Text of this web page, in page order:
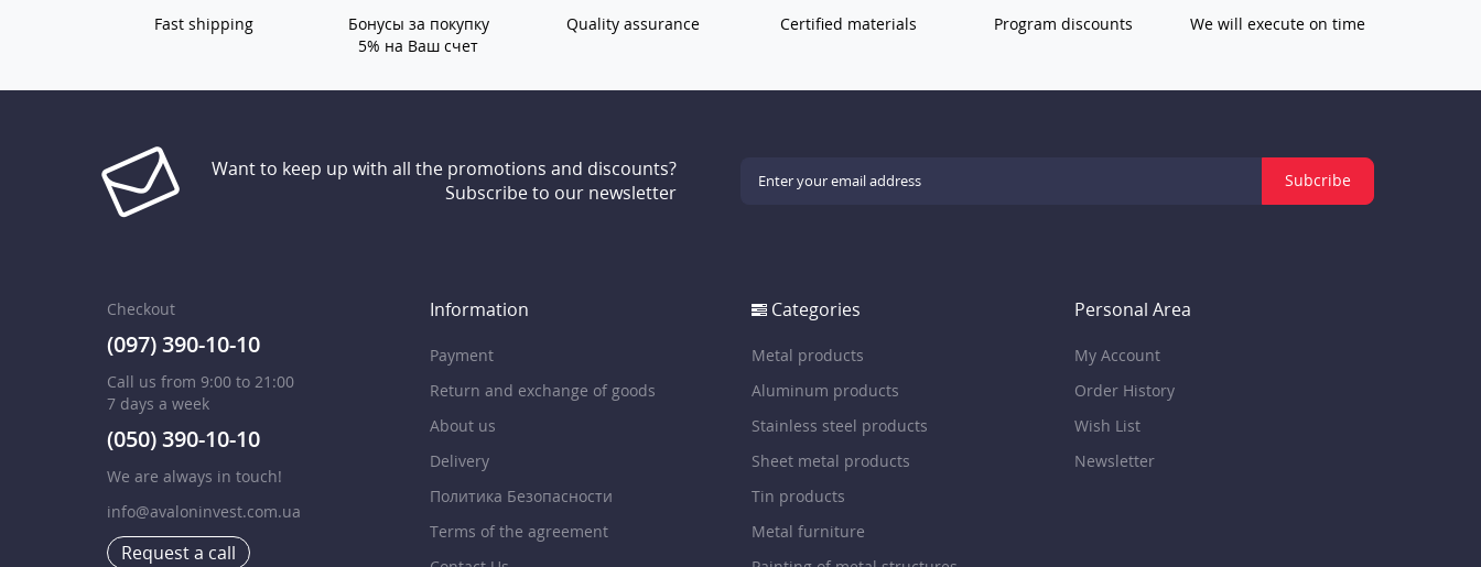
Fast shipping
Бонусы за покупку
5% на Ваш счет
Quality assurance Certified materials Program discounts We will execute on time
Want to keep up with all the promotions and discounts?
Subscribe to our newsletter
Subcribe
Checkout
(097) 390-10-10
Call us from 9:00 to 21:00
7 days a week
(050) 390-10-10
We are always in touch!
info@avaloninvest.com.ua
Request a call
Information
Payment
Return and exchange of goods
About us
Delivery
Политика Безопасности
Terms of the agreement
Categories
Metal products
Aluminum products
Stainless steel products
Sheet metal products
Tin products
Metal furniture
Personal Area
My Account
Order History
Wish List
Newsletter